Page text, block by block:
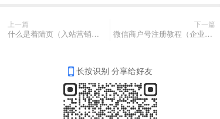
上一篇
什么是着陆页（入站营销推广落地页）
下一篇
微信商户号注册教程（企业版）
长按识别 分享给好友